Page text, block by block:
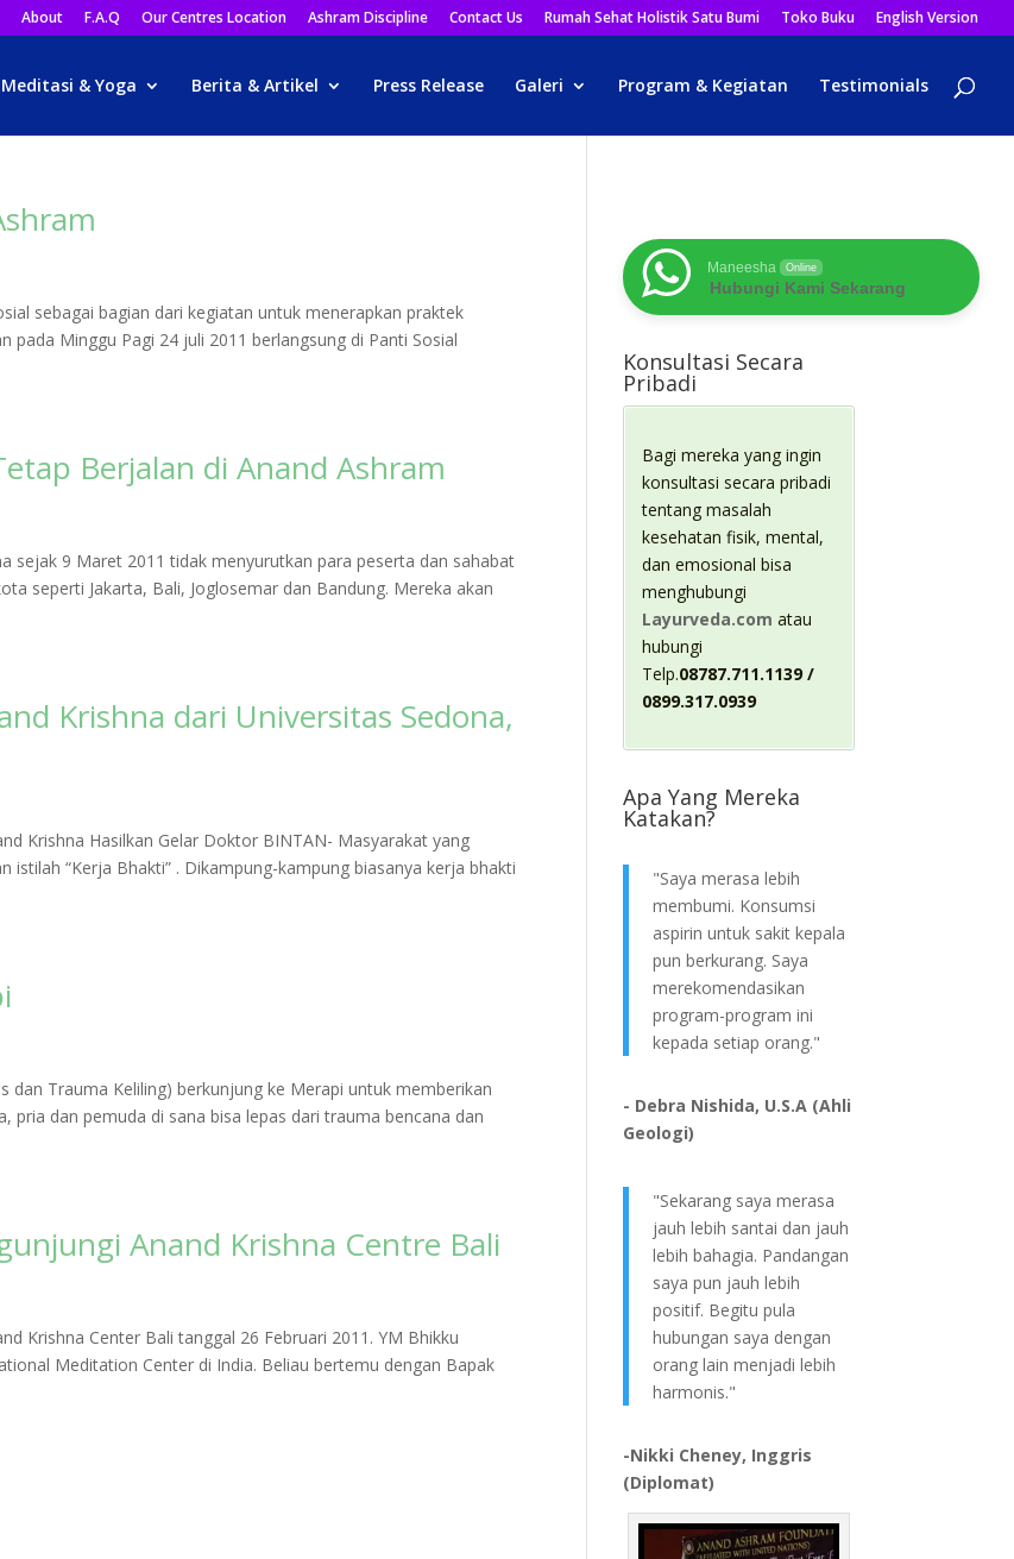
About F.A.Q Our Centres Location Ashram Discipline Contact Us Rumah Sehat Holistik Satu Bumi Toko Buku English Version
& Yoga Berita & Artikel Press Release Galeri Program & Kegiatan Testimonials
sebagai bagian dari kegiatan untuk menerapkan praktek
pada Minggu Pagi 24 juli 2011 berlangsung di Panti Sosial
Berjalan di Anand Ashram
sejak 9 Maret 2011 tidak menyurutkan para peserta dan sahabat
seperti Jakarta, Bali, Joglosemar dan Bandung. Mereka akan
Krishna dari Universitas Sedona,
Krishna Hasilkan Gelar Doktor BINTAN- Masyarakat yang
“Kerja Bhakti” . Dikampung-kampung biasanya kerja bhakti
dan Trauma Keliling) berkunjung ke Merapi untuk memberikan
pria dan pemuda di sana bisa lepas dari trauma bencana dan
Anand Krishna Centre Bali
Krishna Center Bali tanggal 26 Februari 2011. YM Bhikku
Meditation Center di India. Beliau bertemu dengan Bapak
Maneesha Online
Hubungi Kami Sekarang
Konsultasi Secara
Pribadi
Bagi mereka yang ingin
konsultasi secara pribadi
tentang masalah
kesehatan fisik, mental,
dan emosional bisa
menghubungi
Layurveda.com atau
hubungi
Telp.08787.711.1139 /
0899.317.0939
Apa Yang Mereka
Katakan?
"Saya merasa lebih
membumi. Konsumsi
aspirin untuk sakit kepala
pun berkurang. Saya
merekomendasikan
program-program ini
kepada setiap orang."
- Debra Nishida, U.S.A (Ahli
Geologi)
"Sekarang saya merasa
jauh lebih santai dan jauh
lebih bahagia. Pandangan
saya pun jauh lebih
positif. Begitu pula
hubungan saya dengan
orang lain menjadi lebih
harmonis."
-Nikki Cheney, Inggris
(Diplomat)